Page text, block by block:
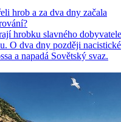
hrob a za dva dny začala
hrobku slavného dobyvatele
O dva dny později nacistické
a napadá Sovětský svaz.